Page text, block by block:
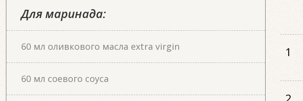
Для маринада:
60 мл оливкового масла extra virgin
60 мл соевого соуса